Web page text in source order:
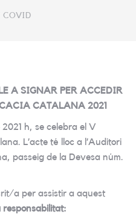
COVID
A SIGNAR PER ACCEDIR
CATALANA 2021
h, se celebra el V
L’acte té lloc a l’Auditori
passeig de la Devesa núm.
a per assistir a aquest
responsabilitat: